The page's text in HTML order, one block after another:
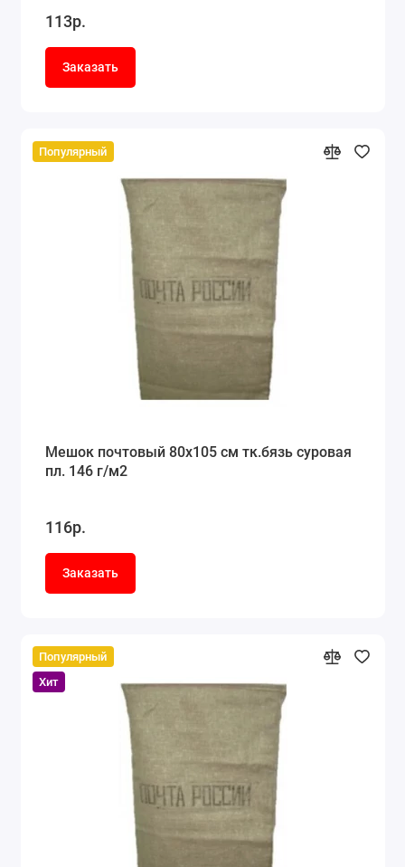
113р.
Заказать
Популярный
Мешок почтовый 80x105 см тк.бязь суровая
пл. 146 г/м2
116р.
Заказать
Популярный
Хит